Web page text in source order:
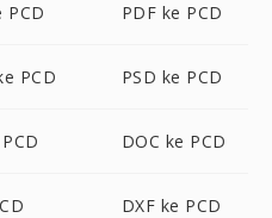
PCD PDF ke PCD
PCD PSD ke PCD
DOC ke PCD
DXF ke PCD